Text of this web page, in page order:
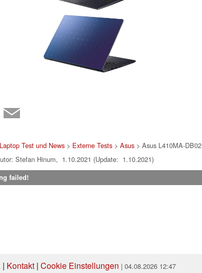
Test und News> Externe Tests> Asus> Asus L410MA-DB02
Stefan Hinum, 1.10.2021 (Update: 1.10.2021)
failed!
| Kontakt | Cookie Einstellungen | 04.08.2026 12:47